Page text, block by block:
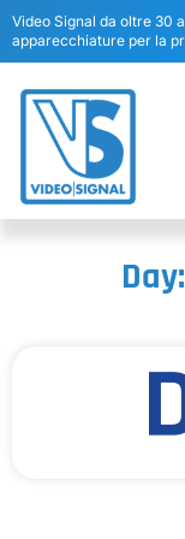
Video Signal da oltre 30
apparecchiature per la